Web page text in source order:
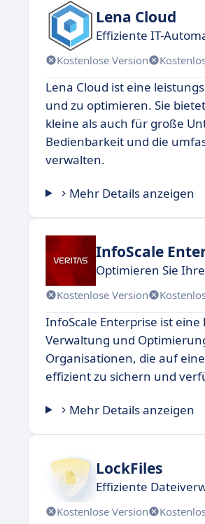
Lena Cloud
Effiziente IT-
Kostenlose Version
Lena Cloud ist eine
und zu optimieren. Sie
kleine als auch für große
Bedienbarkeit und die
verwalten.
Mehr Details anzeigen
InfoScale
Optimieren Sie
Kostenlose Version
InfoScale Enterprise ist
Verwaltung und
Organisationen, die auf
effizient zu sichern und
Mehr Details anzeigen
LockFiles
Effiziente
Kostenlose Version